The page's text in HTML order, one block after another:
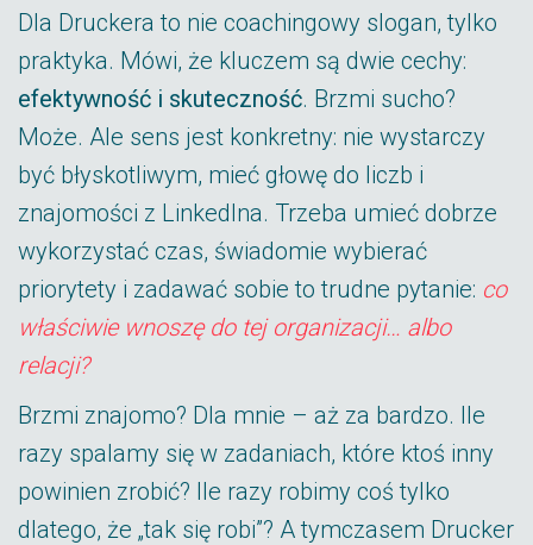
Dla Druckera to nie coachingowy slogan, tylko
praktyka. Mówi, że kluczem są dwie cechy:
efektywność i skuteczność. Brzmi sucho?
Może. Ale sens jest konkretny: nie wystarczy
być błyskotliwym, mieć głowę do liczb i
znajomości z LinkedIna. Trzeba umieć dobrze
wykorzystać czas, świadomie wybierać
priorytety i zadawać sobie to trudne pytanie: co
właściwie wnoszę do tej organizacji… albo
relacji?
Brzmi znajomo? Dla mnie – aż za bardzo. Ile
razy spalamy się w zadaniach, które ktoś inny
powinien zrobić? Ile razy robimy coś tylko
dlatego, że „tak się robi”? A tymczasem Drucker